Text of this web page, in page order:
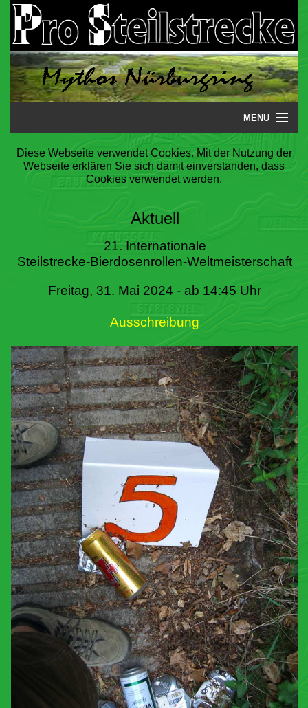
MENU
Startseite
Steilstrecke
Literatur
Termine
Diese Webseite verwendet Cookies. Mit der Nutzung der
Webseite erklären Sie sich damit einverstanden, dass
Cookies verwendet werden.
Aktuell
21. Internationale
Steilstrecke-Bierdosenrollen-Weltmeisterschaft
Freitag, 31. Mai 2024 - ab 14:45 Uhr
Ausschreibung